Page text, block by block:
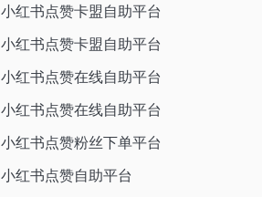
小红书点赞卡盟自助平台
小红书点赞卡盟自助平台
小红书点赞在线自助平台
小红书点赞在线自助平台
小红书点赞粉丝下单平台
小红书点赞自助平台